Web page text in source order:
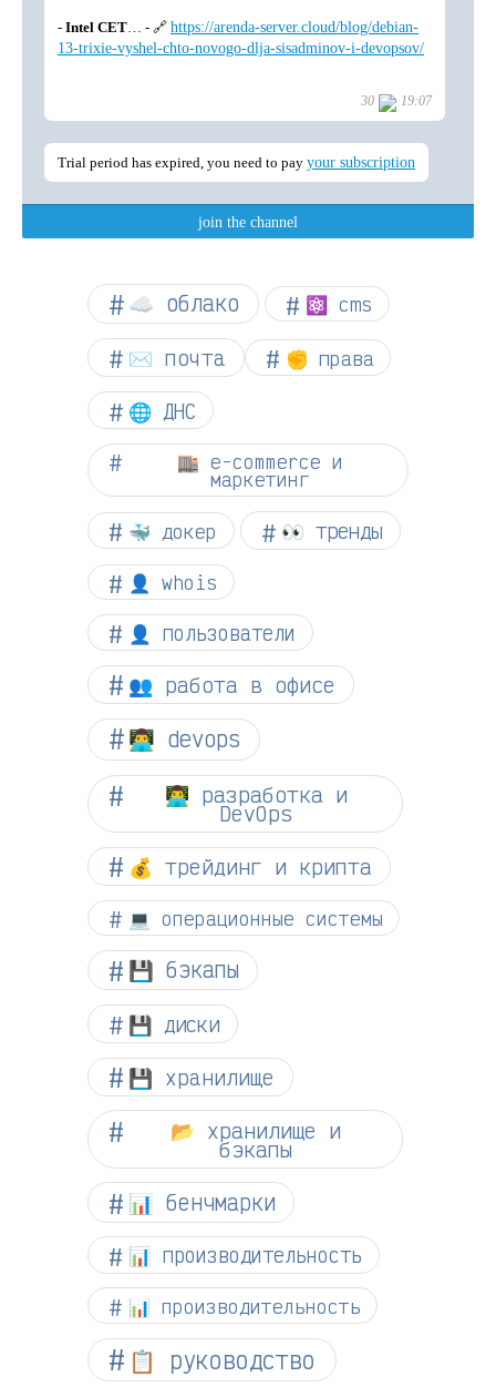
☁︎ облако ⚛ cms
✉️ почта ✊ права
🌐 ДНС
🏬 e-commerce и
маркетинг
🐳 докер 👀 тренды
👤 whois
👤 пользователи
👥 работа в офисе
👨‍💻 devops
👨‍💻 разработка и
DevOps
💰 трейдинг и крипта
💻 операционные системы
💾 бэкапы
💾 диски
💾 хранилище
📂 хранилище и
бэкапы
📊 бенчмарки
📊 производительность
📊 производительность
📋 руководство